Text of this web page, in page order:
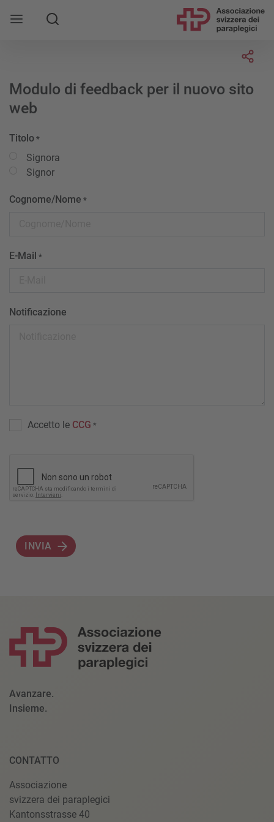
Modulo di feedback per il nuovo sito
web
Titolo *
Signora
Signor
Cognome/Nome *
E-Mail *
Notificazione
Accetto le CCG *
INVIA
Avanzare.
Insieme.
CONTATTO
Associazione
svizzera dei paraplegici
Kantonsstrasse 40